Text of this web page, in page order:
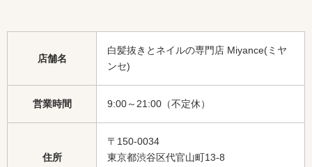
店舗名
白髪抜きとネイルの専門店 Miyance(ミヤ
ンセ)
営業時間 9:00～21:00（不定休）
住所
〒150-0034
東京都渋谷区代官山町13-8